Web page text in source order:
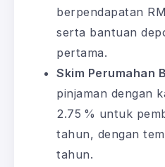
berpendapatan
serta bantuan
pertama.
Skim Perumahan
pinjaman dengan
2.75 % untuk
tahun, dengan
tahun.